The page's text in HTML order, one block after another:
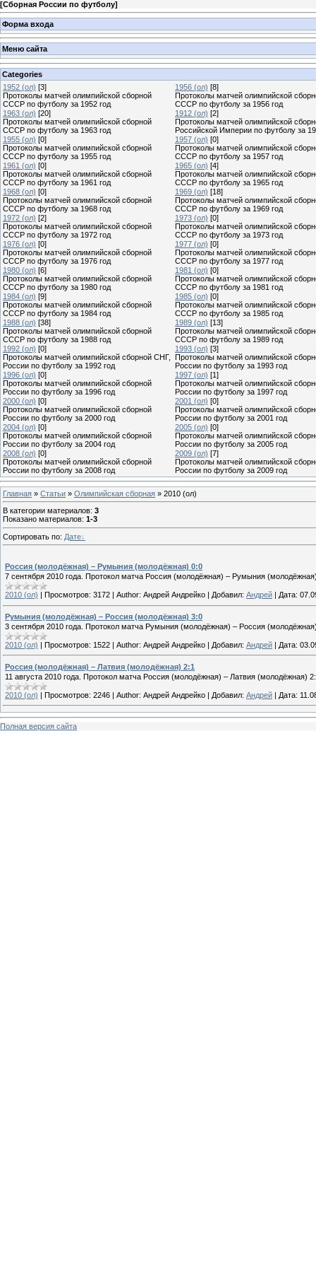
[Сборная России по футболу]
Форма входа
Меню сайта
Categories
1952 (ол) [3]
Протоколы матчей олимпийской сборной
СССР по футболу за 1952 год
1956 (ол) [8]
Протоколы матчей олимпийской
СССР по футболу за 1956 год
1963 (ол) [20]
Протоколы матчей олимпийской сборной
СССР по футболу за 1963 год
1912 (ол) [2]
Протоколы матчей олимпийской
Российской Империи по футболу за
1955 (ол) [0]
Протоколы матчей олимпийской сборной
СССР по футболу за 1955 год
1957 (ол) [0]
Протоколы матчей олимпийской
СССР по футболу за 1957 год
1961 (ол) [0]
Протоколы матчей олимпийской сборной
СССР по футболу за 1961 год
1965 (ол) [4]
Протоколы матчей олимпийской
СССР по футболу за 1965 год
1968 (ол) [0]
Протоколы матчей олимпийской сборной
СССР по футболу за 1968 год
1969 (ол) [18]
Протоколы матчей олимпийской
СССР по футболу за 1969 год
1972 (ол) [2]
Протоколы матчей олимпийской сборной
СССР по футболу за 1972 год
1973 (ол) [0]
Протоколы матчей олимпийской
СССР по футболу за 1973 год
1976 (ол) [0]
Протоколы матчей олимпийской сборной
СССР по футболу за 1976 год
1977 (ол) [0]
Протоколы матчей олимпийской
СССР по футболу за 1977 год
1980 (ол) [6]
Протоколы матчей олимпийской сборной
СССР по футболу за 1980 год
1981 (ол) [0]
Протоколы матчей олимпийской
СССР по футболу за 1981 год
1984 (ол) [9]
Протоколы матчей олимпийской сборной
СССР по футболу за 1984 год
1985 (ол) [0]
Протоколы матчей олимпийской
СССР по футболу за 1985 год
1988 (ол) [38]
Протоколы матчей олимпийской сборной
СССР по футболу за 1988 год
1989 (ол) [13]
Протоколы матчей олимпийской
СССР по футболу за 1989 год
1992 (ол) [0]
Протоколы матчей олимпийской сборной СНГ,
России по футболу за 1992 год
1993 (ол) [3]
Протоколы матчей олимпийской
России по футболу за 1993 год
1996 (ол) [0]
Протоколы матчей олимпийской сборной
России по футболу за 1996 год
1997 (ол) [1]
Протоколы матчей олимпийской
России по футболу за 1997 год
2000 (ол) [0]
Протоколы матчей олимпийской сборной
России по футболу за 2000 год
2001 (ол) [0]
Протоколы матчей олимпийской
России по футболу за 2001 год
2004 (ол) [0]
Протоколы матчей олимпийской сборной
России по футболу за 2004 год
2005 (ол) [0]
Протоколы матчей олимпийской
России по футболу за 2005 год
2008 (ол) [0]
Протоколы матчей олимпийской сборной
России по футболу за 2008 год
2009 (ол) [7]
Протоколы матчей олимпийской
России по футболу за 2009 год
Главная » Статьи » Олимпийская сборная » 2010 (ол)
В категории материалов: 3
Показано материалов: 1-3
Сортировать по: Дате
Россия (молодёжная) – Румыния (молодёжная) 0:0
7 сентября 2010 года. Протокол матча Россия (молодёжная) – Румыния
2010 (ол) Просмотров: 3172 Author: Андрей Андрейко Добавил: Андрей Дата:
Румыния (молодёжная) – Россия (молодёжная) 3:0
3 сентября 2010 года. Протокол матча Румыния (молодёжная) – Россия
2010 (ол) | Просмотров: 1522 | Author: Андрей Андрейко | Добавил: Андрей | Дата:
Россия (молодёжная) – Латвия (молодёжная) 2:1
11 августа 2010 года. Протокол матча Россия (молодёжная) – Латвия (молодёжная)
2010 (ол) | Просмотров: 2246 | Author: Андрей Андрейко | Добавил: Андрей | Дата:
Полная версия сайта